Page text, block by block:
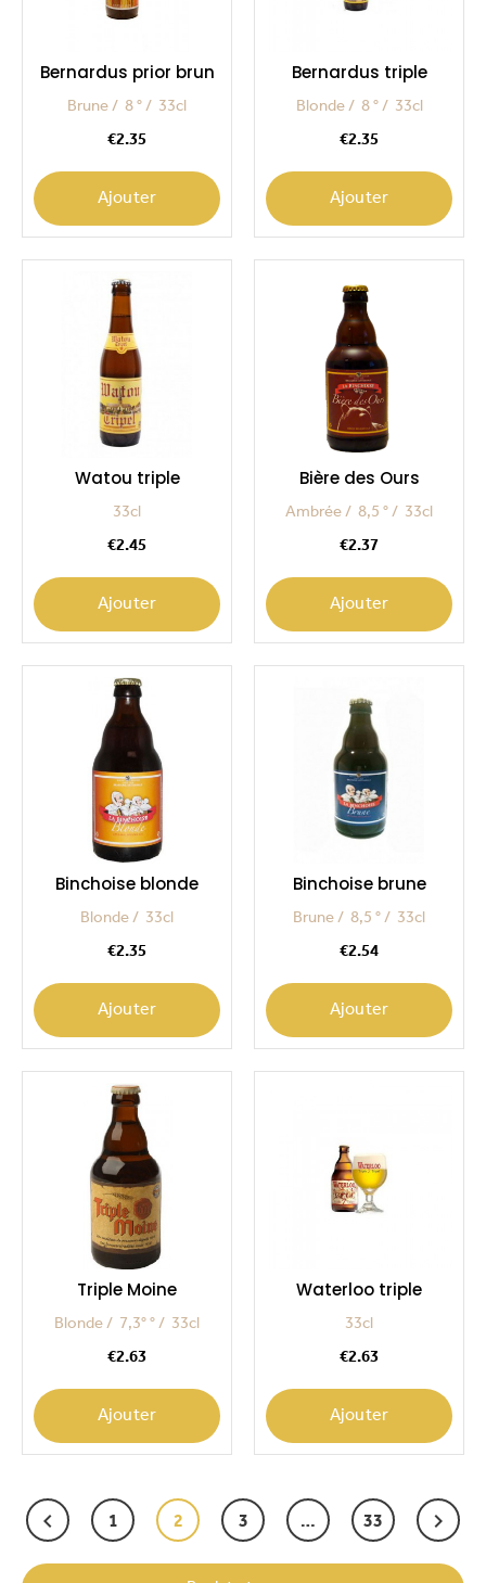
Bernardus prior brun
Brune 8 ° 33cl
€2.35
Ajouter
Bernardus triple
Blonde 8 ° 33cl
€2.35
Ajouter
Watou triple
33cl
€2.45
Ajouter
Bière des Ours
Ambrée 8,5 ° 33cl
€2.37
Ajouter
Binchoise blonde
Blonde 33cl
€2.35
Ajouter
Binchoise brune
Brune 8,5 ° 33cl
€2.54
Ajouter
Triple Moine
Blonde 7,3° ° 33cl
€2.63
Ajouter
Waterloo triple
33cl
€2.63
Ajouter
 1 2 3 … 33 